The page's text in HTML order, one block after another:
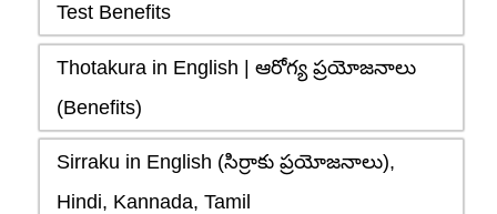
Test Benefits
Thotakura in English | ఆరోగ్య ప్రయోజనాలు
(Benefits)
Sirraku in English (సిర్రాకు ప్రయోజనాలు),
Hindi, Kannada, Tamil